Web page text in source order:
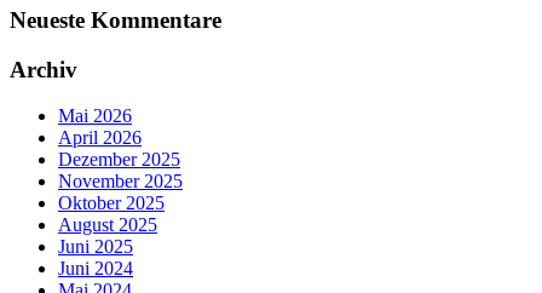
Neueste Kommentare
Archiv
Mai 2026
April 2026
Dezember 2025
November 2025
Oktober 2025
August 2025
Juni 2025
Juni 2024